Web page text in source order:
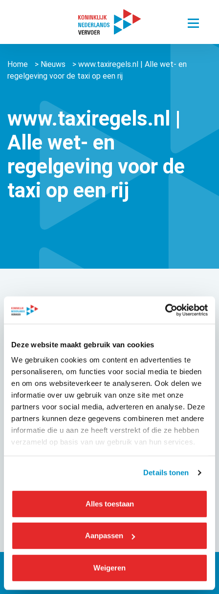
Deze website maakt gebruik van cookies
We gebruiken cookies om content en advertenties te
personaliseren, om functies voor social media te bieden
en om ons websiteverkeer te analyseren. Ook delen we
informatie over uw gebruik van onze site met onze
partners voor social media, adverteren en analyse. Deze
partners kunnen deze gegevens combineren met andere
informatie die u aan ze heeft verstrekt of die ze hebben
verzameld op basis van uw gebruik van hun services.
Details tonen
Alles toestaan
Aanpassen
Weigeren
Toggle
van mobiliteit
belang van personenvervoer
Sectoren
en Taxi
Vervoer
Mobility
stichtingen en verenigingen
Over ons
ons
us ǀ English
worden
Agenda
Kennisportaal
Vervoer
Contact
Lid worden
Home > Nieuws > www.taxiregels.nl | Alle wet- en
regelgeving voor de taxi op een rij
www.taxiregels.nl |
Alle wet- en
regelgeving voor de
taxi op een rij
Op zoek naar de wettelijke regels die gelden voor de
taxisector? Ga dan naar
. KNV heeft daar
je op een rij gezet.
Je vindt er informatie over de regels die gelden voor
taxichauffeurs, taxiondernemers en taxivoertuigen.
www.taxiregels.nl
Deel dit evenement